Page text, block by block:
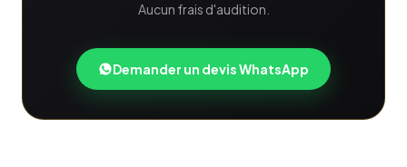
Aucun frais d'audition.
Demander un devis WhatsApp